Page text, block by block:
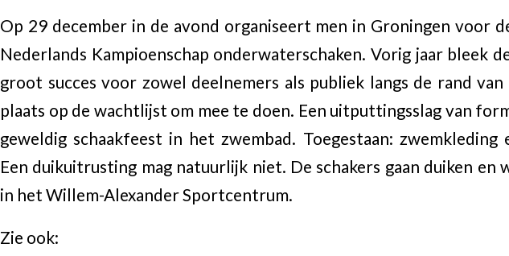
Op 29 december in de avond organiseert men in Groningen voor
Nederlands Kampioenschap onderwaterschaken. Vorig jaar bleek
groot succes voor zowel deelnemers als publiek langs de rand
plaats op de wachtlijst om mee te doen. Een uitputtingsslag van
geweldig schaakfeest in het zwembad. Toegestaan: zwemkleding
Een duikuitrusting mag natuurlijk niet. De schakers gaan duiken en
in het Willem-Alexander Sportcentrum.
Zie ook: